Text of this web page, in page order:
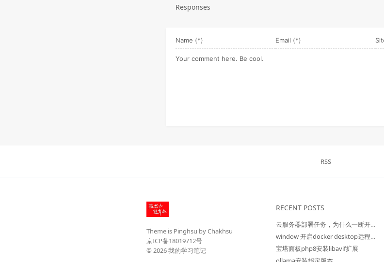
Responses
RSS
Theme is Pinghsu byChakhsu
京ICP备18019712号
© 2026我的学习笔记
RECENT POSTS
云服务器部署任务，为什么一断开 SSH 就停了？三种方法让任务持续运行
window 开启docker desktop远程访问
宝塔面板php8安装libavif扩展